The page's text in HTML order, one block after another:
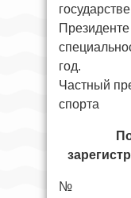
год.
Частный
спорта
№